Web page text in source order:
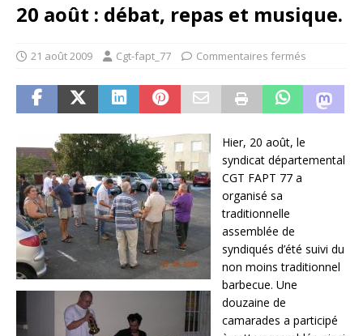
20 août : débat, repas et musique.
21 août 2009 Cgt-fapt_77 Commentaires fermés
Hier, 20 août, le
syndicat départemental
CGT FAPT 77 a
organisé sa
traditionnelle
assemblée de
syndiqués d’été suivi du
non moins traditionnel
barbecue. Une
douzaine de
camarades a participé